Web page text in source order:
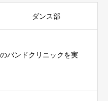
ダンス部
バンドクリニックを実